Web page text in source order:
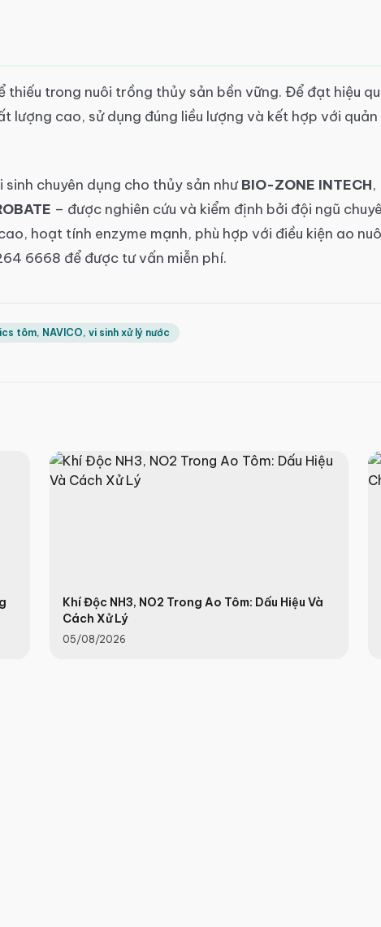
thiếu trong nuôi trồng thủy sản bền vững. Để đạt hiệu
lượng cao, sử dụng đúng liều lượng và kết hợp với quản
chuyên dụng cho thủy sản nhưBIO-ZONE INTECH,
– được nghiên cứu và kiểm định bởi đội ngũ
hoạt tính enzyme mạnh, phù hợp với điều kiện ao
6668 để được tư vấn miễn phí.
tôm, NAVICO, vi sinh xử lý nước
Khí Độc NH3, NO2 Trong Ao Tôm: Dấu Hiệu Và
Cách Xử Lý
05/08/2026